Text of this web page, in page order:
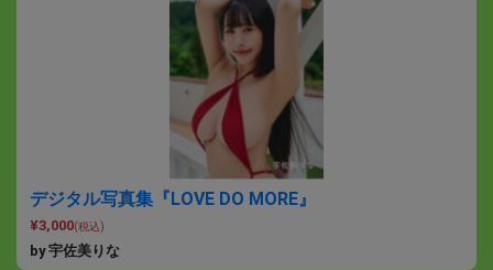
デジタル写真集『LOVE DO MORE』
¥3,000(税込)
by 宇佐美りな